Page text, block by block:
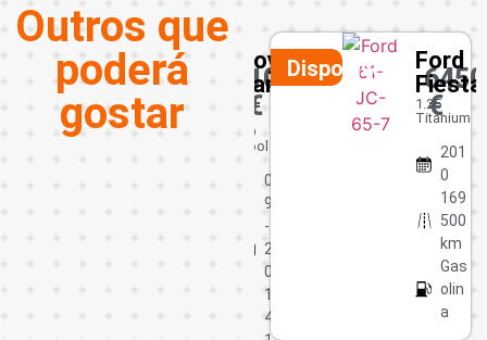
Outros que
poderá
gostar
Toyota
Yaris
1.4
4D
10450
€
Disponivel
Ford
Fiesta
1.25
km
Gas
olin
6450
€
Disponivel Kia
Ceed
SW
1.6 CRDI
02 -
2023
134 252
km
Hibrido
(Diesel)
18450
€